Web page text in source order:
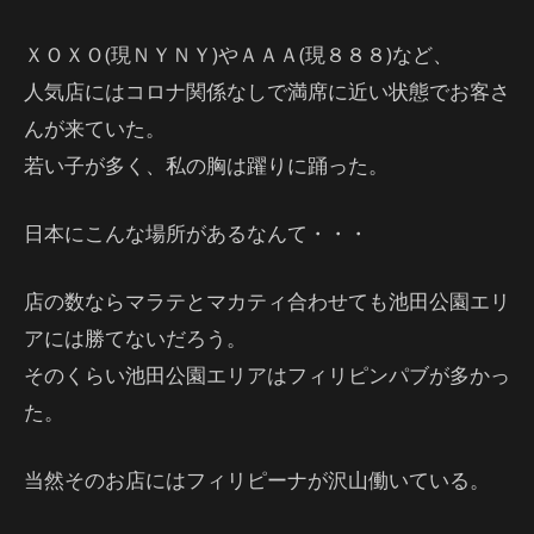
ＸＯＸＯ(現ＮＹＮＹ)やＡＡＡ(現８８８)など、
人気店にはコロナ関係なしで満席に近い状態でお客さ
んが来ていた。
若い子が多く、私の胸は躍りに踊った。
日本にこんな場所があるなんて・・・
店の数ならマラテとマカティ合わせても池田公園エリ
アには勝てないだろう。
そのくらい池田公園エリアはフィリピンパブが多かっ
た。
当然そのお店にはフィリピーナが沢山働いている。